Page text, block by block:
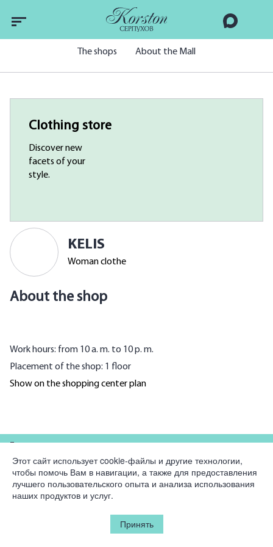
The shops About the Mall
Clothing store
Discover new
facets of your
style.
KELIS
Woman clothe
About the shop
Work hours: from 10 a. m. to 10 p. m.
Placement of the shop: 1 floor
Show on the shopping center plan
Company
Legal information
Этот сайт использует cookie-файлы и другие технологии,
чтобы помочь Вам в навигации, а также для предоставления
лучшего пользовательского опыта и анализа использования
наших продуктов и услуг.
Принять